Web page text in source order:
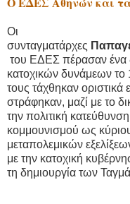
Οι
συνταγματάρχες
του ΕΔΕΣ πέρασαν ένα
κατοχικών δυνάμεων το
τους τάχθηκαν οριστικά
στράφηκαν, μαζί με το
την πολιτική
κομμουνισμού ως
μεταπολεμικών
με την κατοχική
τη δημιουργία των